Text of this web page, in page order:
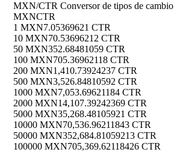
MXN/CTR Conversor de tipos de cambio
MXNCTR
1 MXN7.05369621 CTR
10 MXN70.53696212 CTR
50 MXN352.68481059 CTR
100 MXN705.36962118 CTR
200 MXN1,410.73924237 CTR
500 MXN3,526.84810592 CTR
1000 MXN7,053.69621184 CTR
2000 MXN14,107.39242369 CTR
5000 MXN35,268.48105921 CTR
10000 MXN70,536.96211843 CTR
50000 MXN352,684.81059213 CTR
100000 MXN705,369.62118426 CTR